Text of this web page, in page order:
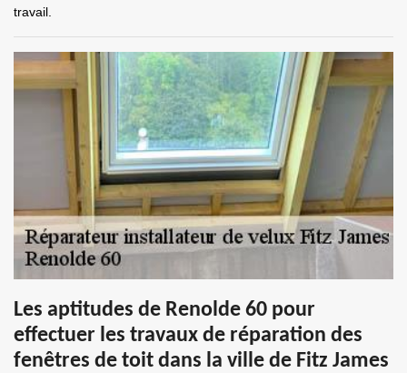
travail.
Les aptitudes de Renolde 60 pour
effectuer les travaux de réparation des
fenêtres de toit dans la ville de Fitz James